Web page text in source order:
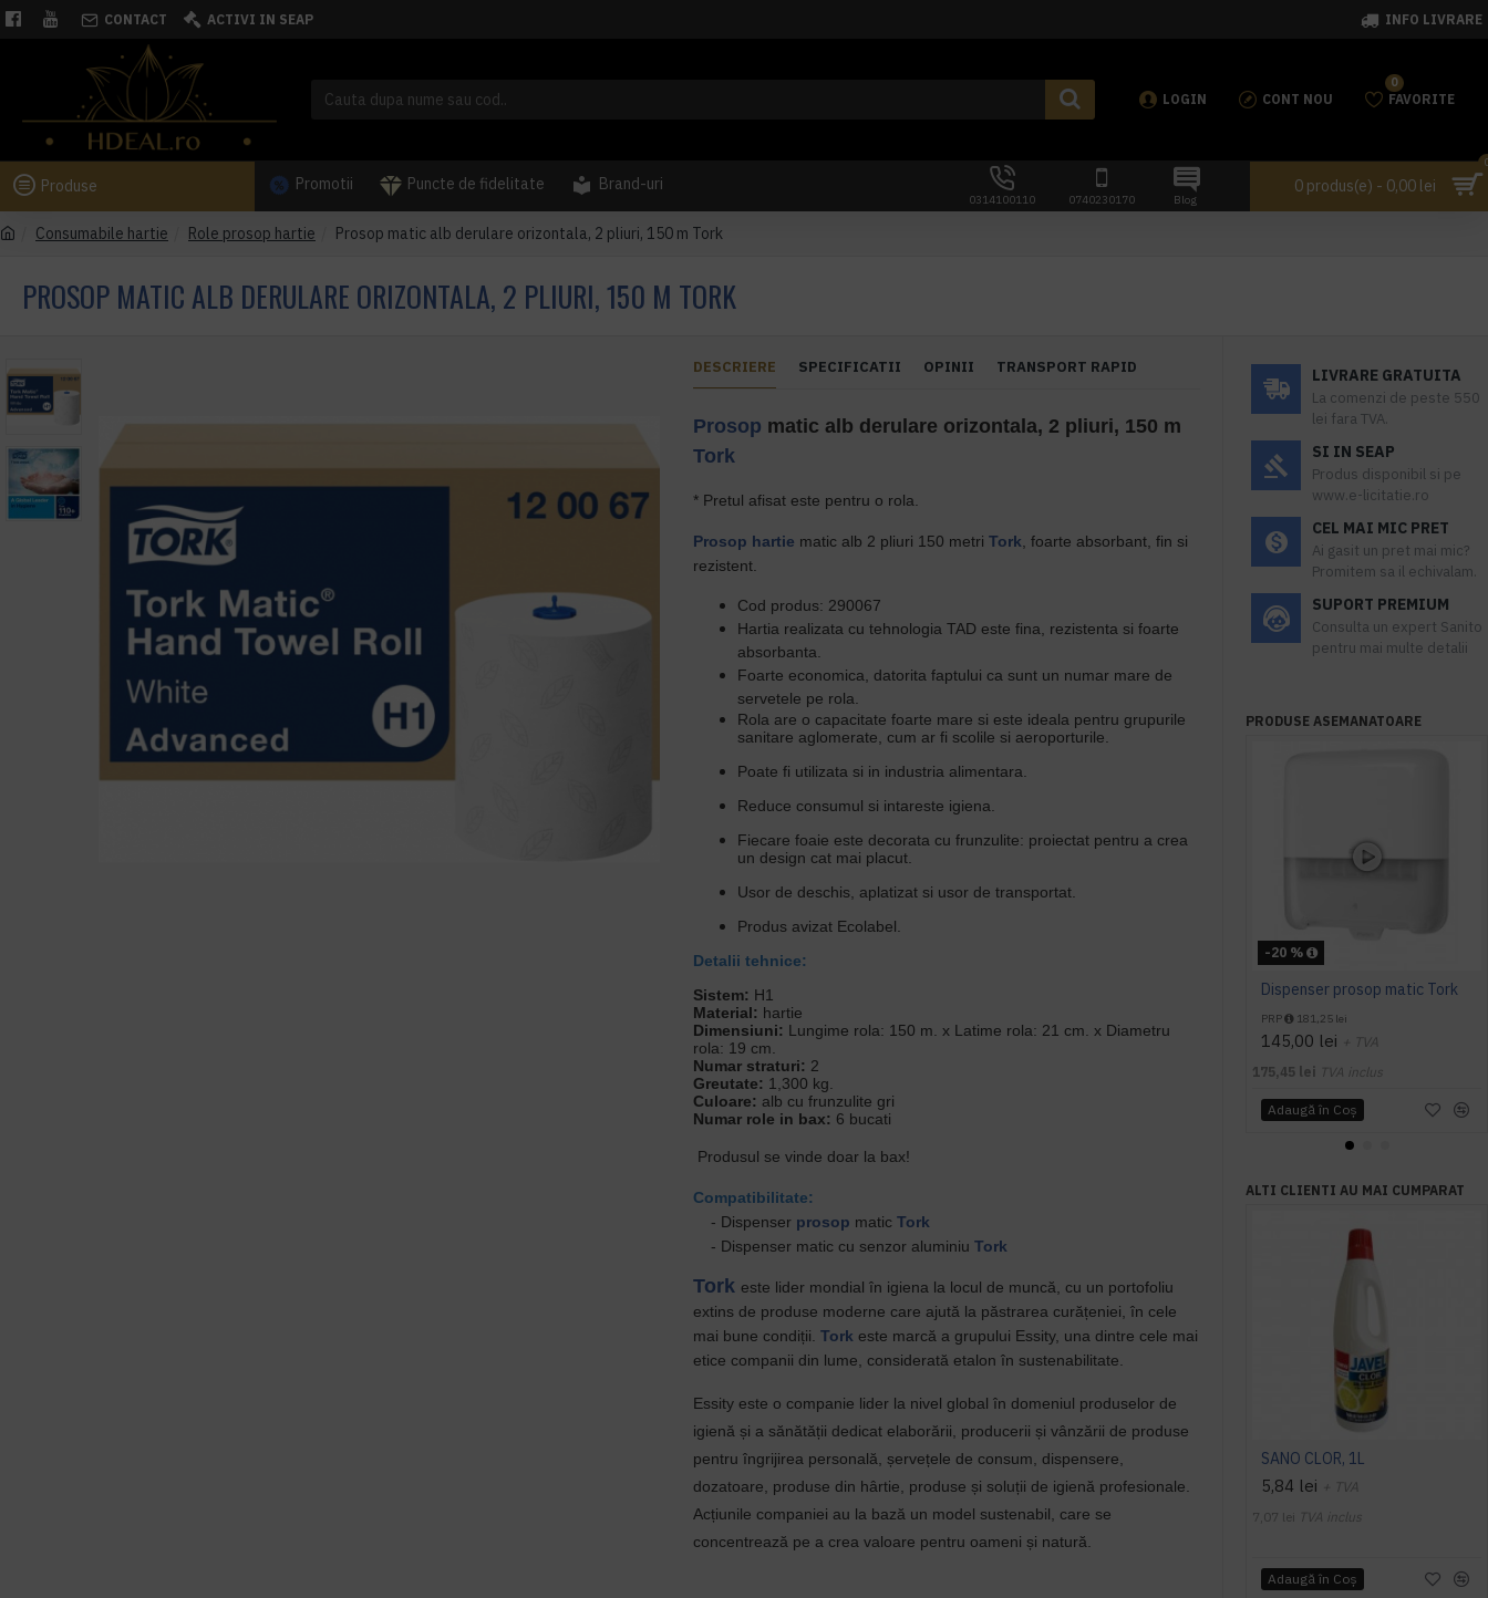
CONTACT ACTIVI IN SEAP INFO LIVRARE
LOGIN CONT NOU FAVORITE
0
Produse Promotii Puncte de fidelitate Brand-uri
0314100110 0740230170 Blog
0 produs(e) - 0,00 lei
Consumabile hartie Role prosop hartie Prosop matic alb derulare orizontala, 2 pliuri, 150 m Tork
PROSOP MATIC ALB DERULARE ORIZONTALA, 2 PLIURI, 150 M TORK
DESCRIERE SPECIFICATII OPINII TRANSPORT RAPID
Prosop matic alb derulare orizontala, 2 pliuri, 150 m
Tork
* Pretul afisat este pentru o rola.
Prosop hartie matic alb 2 pliuri 150 metriTork , foarte absorbant, fin si
rezistent.
Cod produs: 290067
Hartia realizata cu tehnologia TAD este fina, rezistenta si foarte
absorbanta.
Foarte economica, datorita faptului ca sunt un numar mare de
servetele pe rola.
Rola are o capacitate foarte mare si este ideala pentru grupurile
sanitare aglomerate, cum ar fi scolile si aeroporturile.
Poate fi utilizata si in industria alimentara.
Reduce consumul si intareste igiena.
Fiecare foaie este decorata cu frunzulite: proiectat pentru a crea
un design cat mai placut.
Usor de deschis, aplatizat si usor de transportat.
Produs avizat Ecolabel.
Detalii tehnice:
Sistem: H1
Material: hartie
Dimensiuni: Lungime rola: 150 m. x Latime rola: 21 cm. x Diametru
rola: 19 cm.
Numar straturi: 2
Greutate: 1,300 kg.
Culoare: alb cu frunzulite gri
Numar role in bax: 6 bucati
Produsul se vinde doar la bax!
Compatibilitate:
- Dispenser prosop maticTork
- Dispenser matic cu senzor aluminiuTork
Tork este lider mondial în igiena la locul de muncă, cu un portofoliu
extins de produse moderne care ajută la păstrarea curățeniei, în cele
mai bune condiții.Tork este marcă a grupului Essity, una dintre cele mai
etice companii din lume, considerată etalon în sustenabilitate.
Essity este o companie lider la nivel global în domeniul produselor de
igienă și a sănătății dedicat elaborării, producerii și vânzării de produse
pentru îngrijirea personală, șervețele de consum, dispensere,
dozatoare, produse din hârtie, produse și soluții de igienă profesionale.
Acțiunile companiei au la bază un model sustenabil, care se
concentrează pe a crea valoare pentru oameni și natură.
LIVRARE GRATUITA
La comenzi de peste 550
lei fara TVA.
SI IN SEAP
Produs disponibil si pe
www.e-licitatie.ro
CEL MAI MIC PRET
Ai gasit un pret mai mic?
Promitem sa il echivalam.
SUPORT PREMIUM
Consulta un expert Sanito
pentru mai multe detalii
PRODUSE ASEMANATOARE
-20 %
Dispenser prosop matic Tork
PRP 181,25 lei
145,00 lei + TVA
175,45 lei TVA inclus
Adaugă în Coş
ALTI CLIENTI AU MAI CUMPARAT
SANO CLOR, 1L
5,84 lei + TVA
7,07 lei TVA inclus
Adaugă în Coş